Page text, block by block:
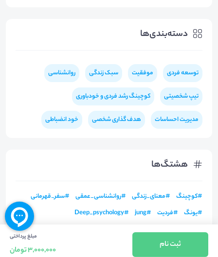
دسته‌بندی‌ها
توسعه فردی موفقیت سبک زندگی روانشناسی
تیپ شخصیتی کوچینگ رشد فردی و خودباوری
مدیریت احساسات هدف گذاری شخصی خود انضباطی
هشتگ‌ها
#کوچینگ #معنای_زندگی #روانشناسی_عمقی #سفر_قهرمانی
#یونگ #فردیت #
jung
#
Deep_psychology
مبلغ پرداختی
3,000,000 تومان
ثبت نام